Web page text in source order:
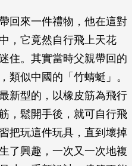
回來一件禮物，他在這對
，它竟然自行飛上天花
住。其實當時父親帶回的
類似中國的「竹蜻蜓」。
新型的，以橡皮筋為飛行
，鬆開手後，就可自行飛
把玩這件玩具，直到壞掉
了興趣，一次又一次地複